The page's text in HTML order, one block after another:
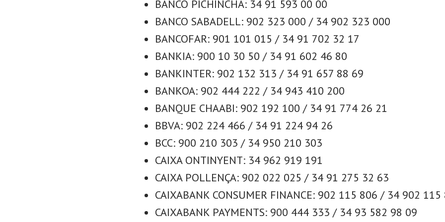
BANCO PICHINCHA: 34 91 593 00 00
BANCO SABADELL: 902 323 000 / 34 902 323 000
BANCOFAR: 901 101 015 / 34 91 702 32 17
BANKIA: 900 10 30 50 / 34 91 602 46 80
BANKINTER: 902 132 313 / 34 91 657 88 69
BANKOA: 902 444 222 / 34 943 410 200
BANQUE CHAABI: 902 192 100 / 34 91 774 26 21
BBVA: 902 224 466 / 34 91 224 94 26
BCC: 900 210 303 / 34 950 210 303
CAIXA ONTINYENT: 34 962 919 191
CAIXA POLLENÇA: 902 022 025 / 34 91 275 32 63
CAIXABANK CONSUMER FINANCE: 902 115 806 / 34 902
CAIXABANK PAYMENTS: 900 444 333 / 34 93 582 98 09